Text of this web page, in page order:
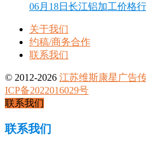
06月18日长江铝加工价格
关于我们
约稿/商务合作
联系我们
© 2012-2026 江苏维斯康星广告
ICP备2022016029号
联系我们
联系我们